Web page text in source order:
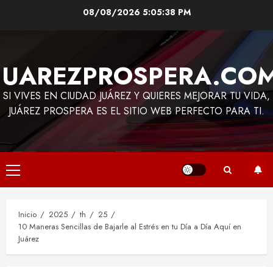
08/08/2026 5:05:38 PM
SI VIVES EN CIUDAD JUÁREZ Y QUIERES MEJORAR TU VIDA,
JUÁREZ PROSPERA ES EL SITIO WEB PERFECTO PARA TI.
Menú
principal
Inicio 2025 th
25
10 Maneras Sencillas de Bajarle al Estrés en tu Día a Día Aquí en
Juárez